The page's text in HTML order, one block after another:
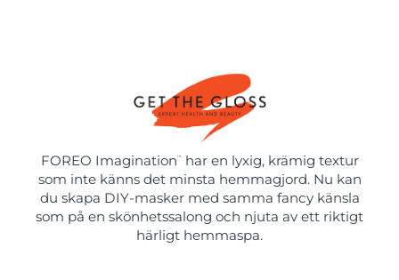
FOREO Imagination ™
har en lyxig, krämig textur
som inte känns det minsta hemmagjord. Nu kan
du skapa DIY-masker med samma fancy känsla
som på en skönhetssalong och njuta av ett riktigt
härligt hemmaspa.